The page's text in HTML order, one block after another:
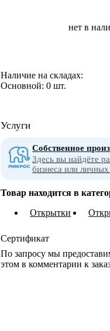
нет в
Наличие на складах:
Основной:0 шт.
Услуги
Собственное
Здесь вы найдёте
бизнеса или
Товар находится в
Открытки
Сертификат
По запросу мы
этом в комментарии к